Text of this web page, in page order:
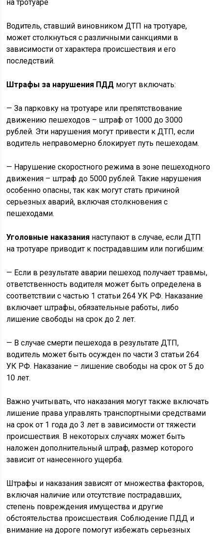
Водитель, ставший виновником ДТП на тротуаре,
может столкнуться с различными санкциями в
зависимости от характера происшествия и его
последствий.
Штрафы за нарушения ПДД могут включать:
— За парковку на тротуаре или препятствование
движению пешеходов – штраф от 1000 до 3000
рублей. Эти нарушения могут привести к ДТП, если
водитель неправомерно блокирует путь пешеходам.
— Нарушение скоростного режима в зоне пешеходного
движения – штраф до 5000 рублей. Такие нарушения
особенно опасны, так как могут стать причиной
серьезных аварий, включая столкновения с
пешеходами.
Уголовные наказания наступают в случае, если ДТП
на тротуаре приводит к пострадавшим или погибшим:
— Если в результате аварии пешеход получает травмы,
ответственность водителя может быть определена в
соответствии с частью 1 статьи 264 УК РФ. Наказание
включает штрафы, обязательные работы, либо
лишение свободы на срок до 2 лет.
— В случае смерти пешехода в результате ДТП,
водитель может быть осужден по части 3 статьи 264
УК РФ. Наказание – лишение свободы на срок от 5 до
10 лет.
Важно учитывать, что наказания могут также включать
лишение права управлять транспортными средствами
на срок от 1 года до 3 лет в зависимости от тяжести
происшествия. В некоторых случаях может быть
наложен дополнительный штраф, размер которого
зависит от нанесенного ущерба.
Штрафы и наказания зависят от множества факторов,
включая наличие или отсутствие пострадавших,
степень повреждения имущества и другие
обстоятельства происшествия. Соблюдение ПДД и
внимание на дороге помогут избежать серьезных